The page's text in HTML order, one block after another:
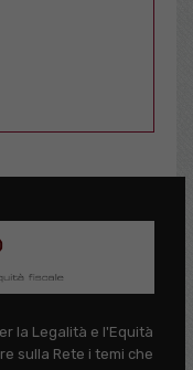
la Legalità e l'Equità
sulla Rete i temi che